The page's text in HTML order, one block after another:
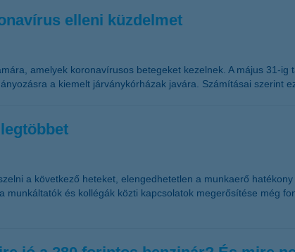
elleni küzdelmet
amelyek koronavírusos betegeket kezelnek. A május 31-
a kiemelt járványkórházak javára. Számításai szerint
a következő heteket, elengedhetetlen a munkaerő
és kollégák közti kapcsolatok megerősítése még